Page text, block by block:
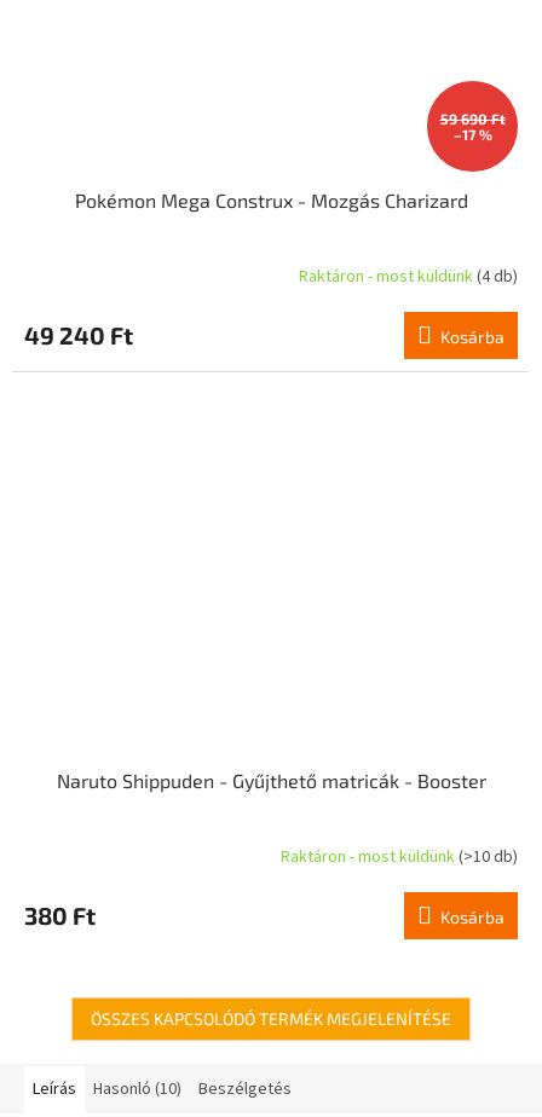
59 690 Ft
–17 %
Pokémon Mega Construx - Mozgás Charizard
Raktáron - most küldünk(4 db)
49 240 Ft Kosárba
Naruto Shippuden - Gyűjthető matricák - Booster
Raktáron - most küldünk(>10 db)
380 Ft Kosárba
ÖSSZES KAPCSOLÓDÓ TERMÉK MEGJELENÍTÉSE
Leírás Hasonló (10) Beszélgetés